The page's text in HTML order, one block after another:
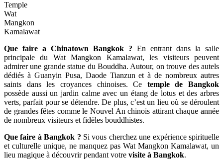
Temple
Wat
Mangkon
Kamalawat
Que faire a Chinatown Bangkok ? En entrant dans la salle
principale du Wat Mangkon Kamalawat, les visiteurs peuvent
admirer une grande statue du Bouddha. Autour, on trouve des autels
dédiés à Guanyin Pusa, Daode Tianzun et à de nombreux autres
saints dans les croyances chinoises. Ce temple de Bangkok
possède aussi un jardin calme avec un étang de lotus et des arbres
verts, parfait pour se détendre. De plus, c’est un lieu où se déroulent
de grandes fêtes comme le Nouvel An chinois attirant chaque année
de nombreux visiteurs et fidèles bouddhistes.
Que faire à Bangkok ? Si vous cherchez une expérience spirituelle
et culturelle unique, ne manquez pas Wat Mangkon Kamalawat, un
lieu magique à découvrir pendant votre visite à Bangkok.